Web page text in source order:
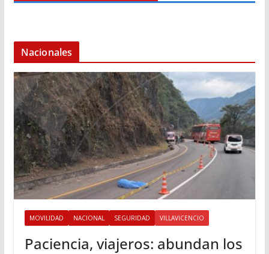
Nacionales
MOVILIDAD NACIONAL SEGURIDAD VILLAVICENCIO
Paciencia, viajeros: abundan los